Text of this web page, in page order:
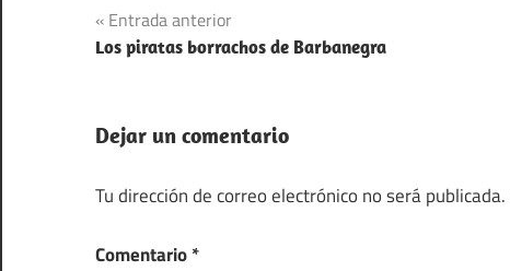
Navegación
de
Entrada anterior
Los piratas borrachos de Barbanegra
Dejar un comentario
Tu dirección de correo electrónico no será publicada.
Comentario*